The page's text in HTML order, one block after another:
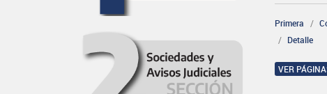
Primera
Detalle
VER